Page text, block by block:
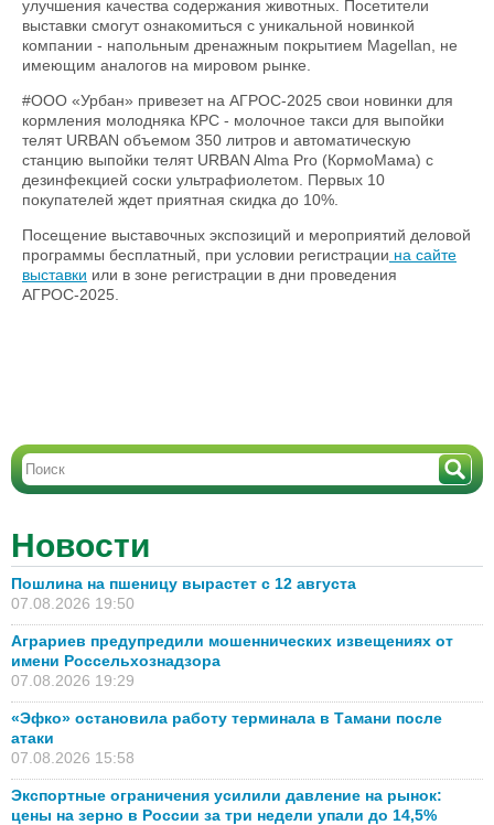
улучшения качества содержания животных. Посетители
выставки смогут ознакомиться с уникальной новинкой
компании - напольным дренажным покрытием Magellan, не
имеющим аналогов на мировом рынке.
#ООО «Урбан» привезет на АГРОС-2025 свои новинки для
кормления молодняка КРС - молочное такси для выпойки
телят URBAN объемом 350 литров и автоматическую
станцию выпойки телят URBAN Alma Pro (КормоМама) с
дезинфекцией соски ультрафиолетом. Первых 10
покупателей ждет приятная скидка до 10%.
Посещение выставочных экспозиций и мероприятий деловой
программы бесплатный, при условии регистрации на сайте
выставки или в зоне регистрации в дни проведения
АГРОС-2025.
Новости
Пошлина на пшеницу вырастет с 12 августа
07.08.2026 19:50
Аграриев предупредили мошеннических извещениях от
имени Россельхознадзора
07.08.2026 19:29
«Эфко» остановила работу терминала в Тамани после
атаки
07.08.2026 15:58
Экспортные ограничения усилили давление на рынок:
цены на зерно в России за три недели упали до 14,5%